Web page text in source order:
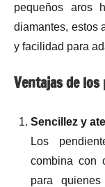
pequeños aros
diamantes, estos
y facilidad para
Ventajas de
Sencillez y
Los
combina con
para